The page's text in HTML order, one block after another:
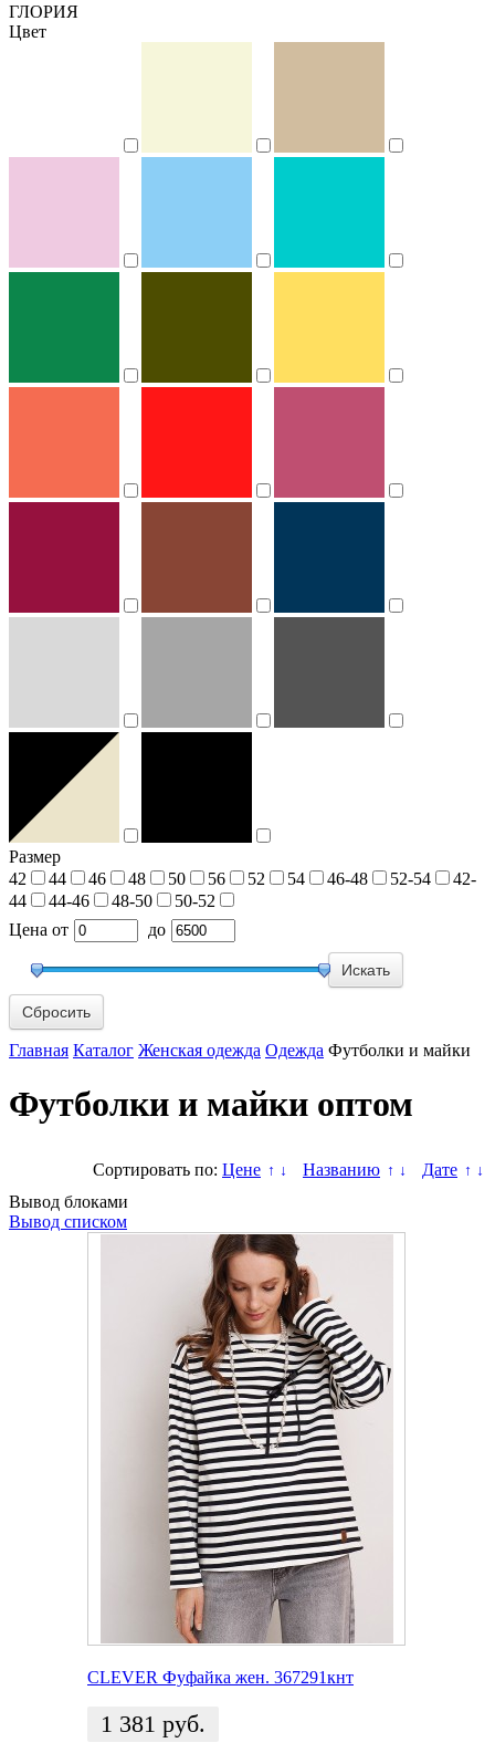
ГЛОРИЯ
Цвет
Размер
42
44 46 48 50 56 52 54 46-48 52-54
42-
44
44-46 48-50
50-52
Цена от до
Сбросить
Главная Каталог Женская одежда Одежда Футболки и майки
Футболки и майки оптом
Сортировать по: Цене ↑ ↓ Названию ↑ ↓ Дате ↑ ↓
Вывод блоками
Вывод списком
CLEVER Фуфайка жен. 367291кнт
1 381 руб.